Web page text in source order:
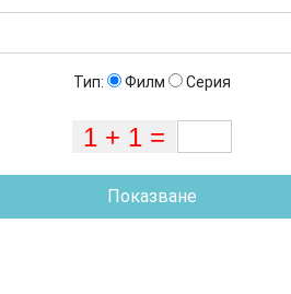
Тип: Филм Серия
Показване